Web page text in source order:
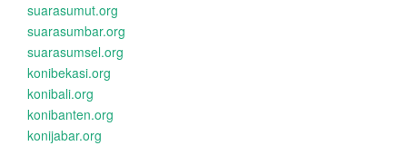
suarasumut.org
suarasumbar.org
suarasumsel.org
konibekasi.org
konibali.org
konibanten.org
konijabar.org